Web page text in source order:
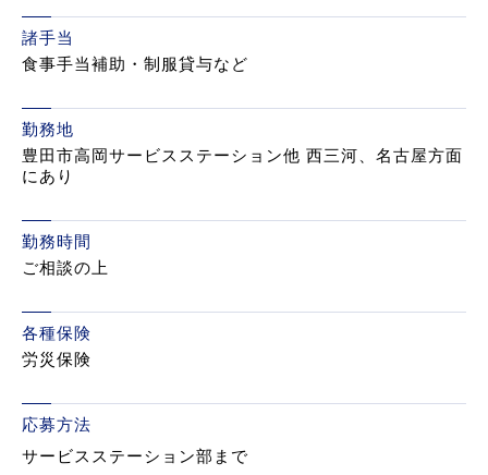
諸手当
食事手当補助・制服貸与など
勤務地
豊田市高岡サービスステーション他 西三河、名古屋方面
にあり
勤務時間
ご相談の上
各種保険
労災保険
応募方法
サービスステーション部まで